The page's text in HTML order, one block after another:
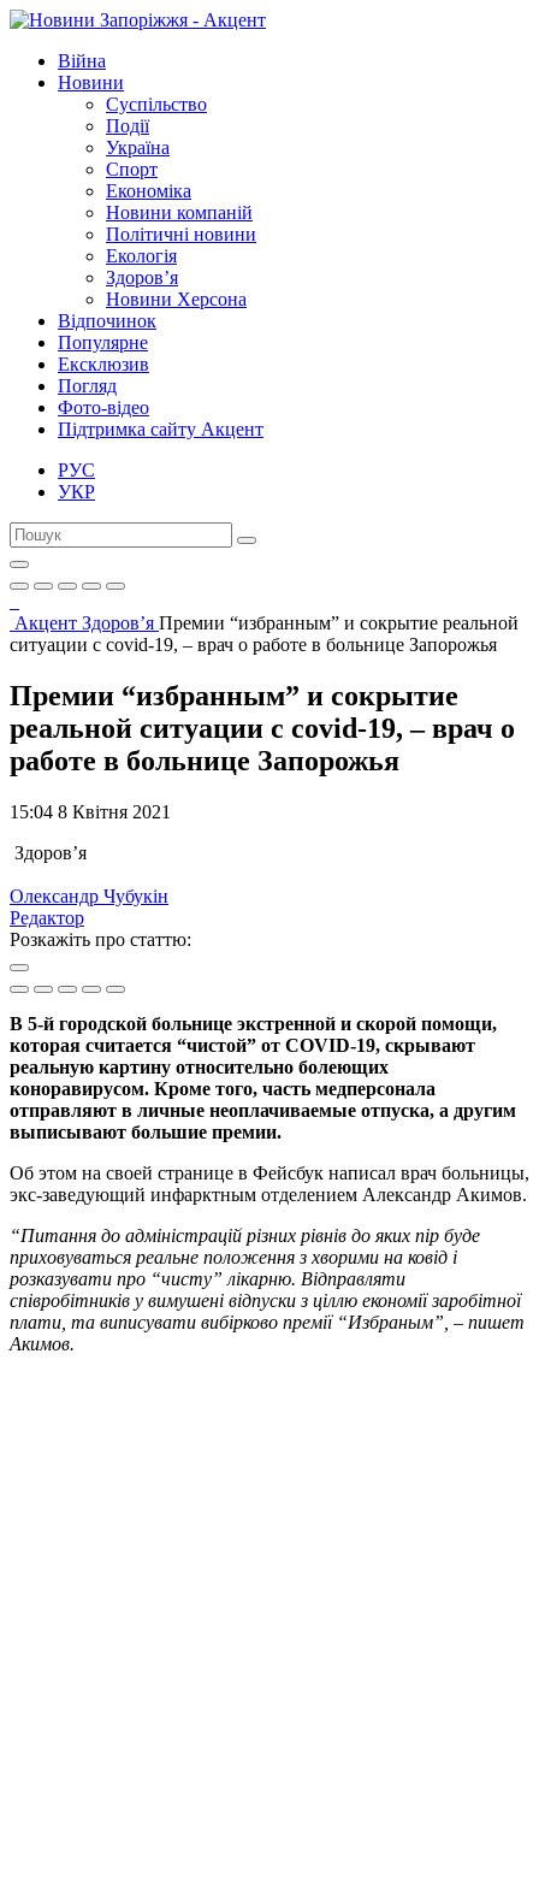
Війна
Новини
Суспільство
Події
Україна
Спорт
Економіка
Новини компаній
Політичні новини
Екологія
Здоров’я
Новини Херсона
Відпочинок
Популярне
Ексклюзив
Погляд
Фото-відео
Підтримка сайту Акцент
РУС
УКР
Акцент Здоров’я Премии “избранным” и сокрытие реальной
ситуации с covid-19, – врач о работе в больнице Запорожья
Премии “избранным” и сокрытие
реальной ситуации с covid-19, – врач о
работе в больнице Запорожья
15:04 8 Квітня 2021
Здоров’я
Олександр Чубукін
Редактор
Розкажіть про статтю:
В 5-й городской больнице экстренной и скорой помощи,
которая считается “чистой” от COVID-19, скрывают
реальную картину относительно болеющих
коноравирусом. Кроме того, часть медперсонала
отправляют в личные неоплачиваемые отпуска, а другим
выписывают большие премии.
Об этом на своей странице в Фейсбук написал врач больницы,
экс-заведующий инфарктным отделением Александр Акимов.
“Питання до адміністрацій різних рівнів до яких пір буде
приховуваться реальне положення з хворими на ковід і
розказувати про “чисту” лікарню. Відправляти
співробітників у вимушені відпуски з ціллю економії заробітної
плати, та виписувати вибірково премії “Избраным”, – пишет
Акимов.